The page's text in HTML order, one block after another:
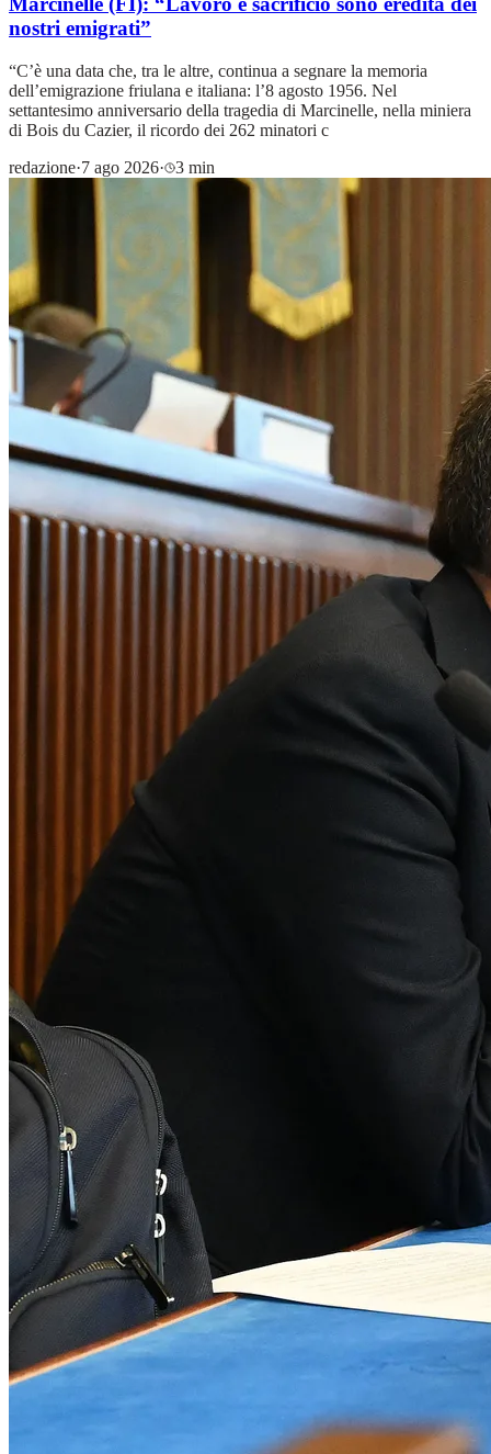
nostri emigrati”
“C’è una data che, tra le altre, continua a segnare la memoria
dell’emigrazione friulana e italiana: l’8 agosto 1956. Nel
settantesimo anniversario della tragedia di Marcinelle, nella miniera
di Bois du Cazier, il ricordo dei 262 minatori c
redazione·7 ago 2026· 3 min